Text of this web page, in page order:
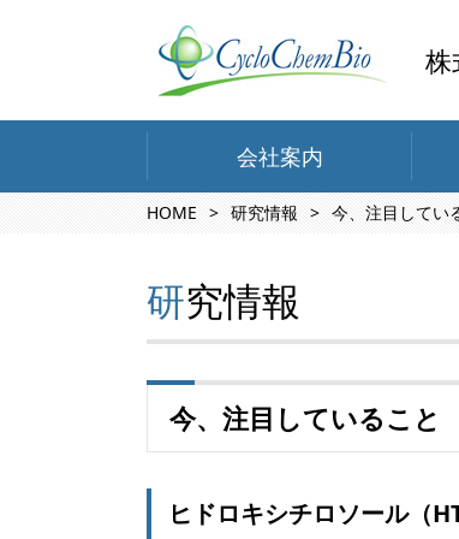
株
会社案内
HOME 研究情報 今、注目してい
研究情報
今、注目していること
ヒドロキシチロソール（